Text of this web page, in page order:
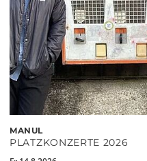
MANUL
PLATZKONZERTE 2026